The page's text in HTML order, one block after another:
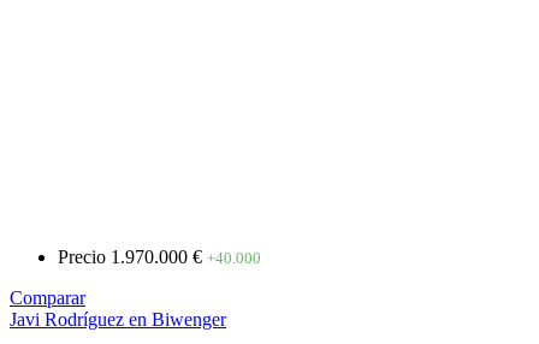
Precio 1.970.000 € +40.000
Comparar
Javi Rodríguez en Biwenger